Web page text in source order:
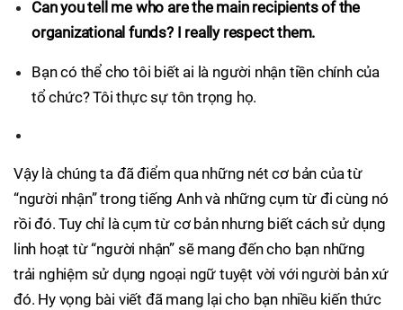
Can you tell me who are the main recipients of the
organizational funds? I really respect them.
Bạn có thể cho tôi biết ai là người nhận tiền chính của
tổ chức? Tôi thực sự tôn trọng họ.
Vậy là chúng ta đã điểm qua những nét cơ bản của từ
“người nhận” trong tiếng Anh và những cụm từ đi cùng nó
rồi đó. Tuy chỉ là cụm từ cơ bản nhưng biết cách sử dụng
linh hoạt từ “người nhận” sẽ mang đến cho bạn những
trải nghiệm sử dụng ngoại ngữ tuyệt vời với người bản xứ
đó. Hy vọng bài viết đã mang lại cho bạn nhiều kiến thức